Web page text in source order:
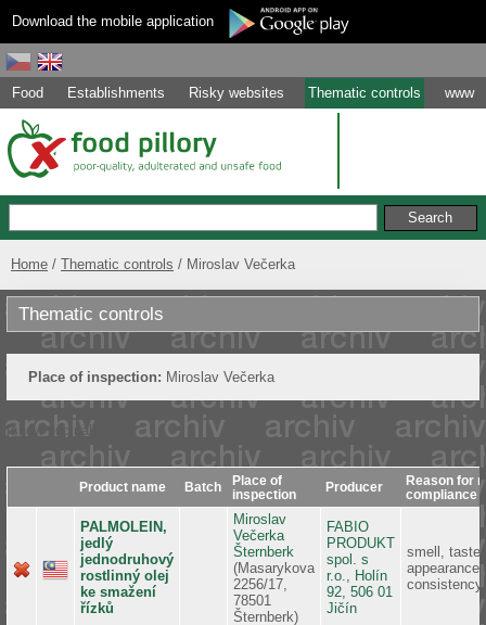
Download the mobile application
Food Establishments Risky websites Thematic controls www
Home Thematic controls Miroslav Večerka
Thematic controls
Place of inspection: Miroslav Večerka
[show original]
Product name Batch
Place of
inspection
Producer
Reason for
compliance
PALMOLEIN,
jedlý
jednodruhový
rostlinný olej
ke smažení
řízků
Miroslav
Večerka
Šternberk
(Masarykova
2256/17,
78501
Šternberk)
FABIO
PRODUKT
spol. s
r.o., Holín
92, 506 01
Jičín
smell, taste,
appearance,
consistency